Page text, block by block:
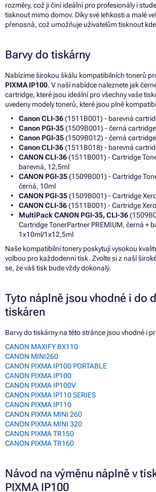
rozměry, což ji činí ideální pro profesionály i
tisknout mimo domov. Díky své lehkosti a malé
přenosná, což umožňuje uživatelům tisknout
Barvy do tiskárny
Nabízíme širokou škálu kompatibilních tonerů
PIXMA IP100. V naší nabídce naleznete jak
cartridge, které jsou ideální pro všechny vaše
uvedeny modely tonerů, které jsou plně
Canon CLI-36(1511B001) - barevná
Canon PGI-35(1509B001) - černá
Canon PGI-35(1509B012) - černá
Canon CLI-36(1511B018) - barevná
CANON CLI-36(1511B001) - Cartridge
barevná, 12,5ml
CANON PGI-35(1509B001) - Cartridge
černá, 10ml
CANON PGI-35(1509B001) - Cartridge
CANON CLI-36(1511B001) - Cartridge
MultiPack CANON PGI-35, CLI-36
Cartridge TonerPartner PREMIUM, černá +
1x10ml/1x12,5ml
Naše kompatibilní tonery poskytují vysokou
volbou pro každodenní tisk. Zvolte si z naší
se, že váš tisk bude vždy dokonalý.
Tyto náplně jsou vhodné i do
tiskáren
Barvy do tiskárny na této stránce jsou vhodné i
CANON MAXIFY BX110
CANON MINI260
CANON PIXMA IP100 PORTABLE
CANON PIXMA IP100
CANON PIXMA IP100V
CANON PIXMA IP110 SERIES
CANON PIXMA IP110
CANON PIXMA MINI 260
CANON PIXMA MINI 320
CANON PIXMA TR150
CANON PIXMA TR160
Návod na výměnu náplně v
PIXMA IP100